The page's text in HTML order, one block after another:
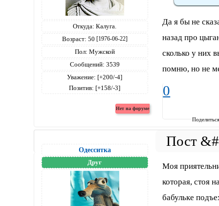
Откуда: Калуга.
Возраст: 50 [1976-06-22]
Пол: Мужской
Сообщений: 3539
Уважение: [+200/-4]
Позитив: [+158/-3]
Да я бы не
назад про
сколько у них
помню, но не
0
Одесситка
Друг
Моя
которая, стоя
бабульке